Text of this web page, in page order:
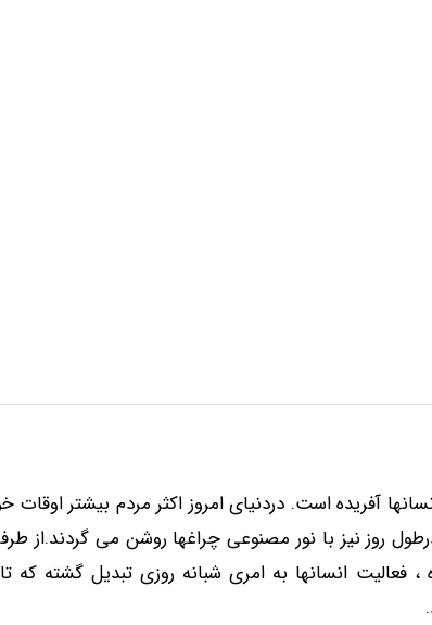
است. دردنیای امروز اکثر مردم بیشتر اوقات
روز نیز با نور مصنوعیچراغها روشن می گردند.از
انسانها به امری شبانه روزی تبدیل گشته که